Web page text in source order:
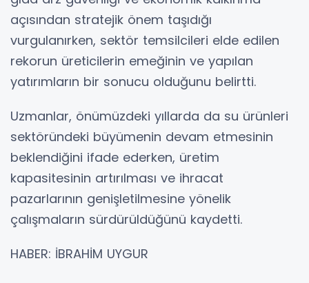
açısından stratejik önem taşıdığı
vurgulanırken, sektör temsilcileri elde edilen
rekorun üreticilerin emeğinin ve yapılan
yatırımların bir sonucu olduğunu belirtti.
Uzmanlar, önümüzdeki yıllarda da su ürünleri
sektöründeki büyümenin devam etmesinin
beklendiğini ifade ederken, üretim
kapasitesinin artırılması ve ihracat
pazarlarının genişletilmesine yönelik
çalışmaların sürdürüldüğünü kaydetti.
HABER: İBRAHİM UYGUR